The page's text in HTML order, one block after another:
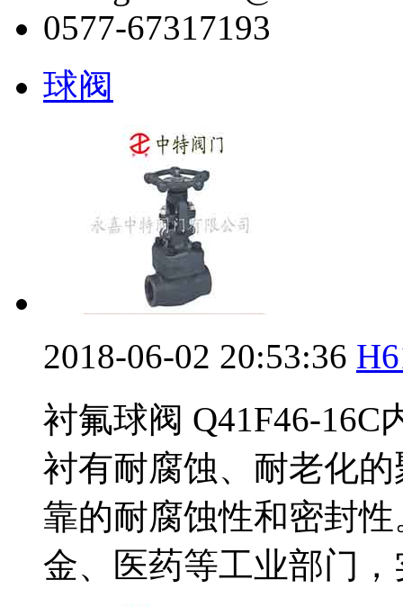
0577-67317193
球阀
2018-06-02 20:53:36
衬氟球阀 Q41F46-
衬有耐腐蚀、耐老化
靠的耐腐蚀性和密封
金、医药等工业部门